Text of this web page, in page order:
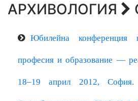
АРХИВОЛОГИЯ
Юбилейна конференция
професия и образование —
18–19 април 2012, София.